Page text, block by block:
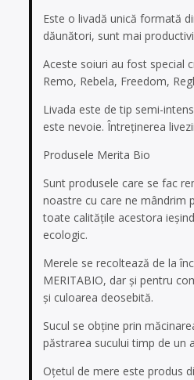
Este o livadă unică formată
dăunători, sunt mai
Aceste soiuri au fost special
Remo, Rebela, Freedom,
Livada este de tip semi-
este nevoie. Întreținerea
Produsele Merita Bio
Sunt produsele care se fac
noastre cu care ne mândrim
toate calitățile acestora
ecologic.
Merele se recoltează de la
MERITABIO, dar și pentru
și culoarea deosebită.
Sucul se obține prin
păstrarea sucului timp de un
Oțetul de mere este produs